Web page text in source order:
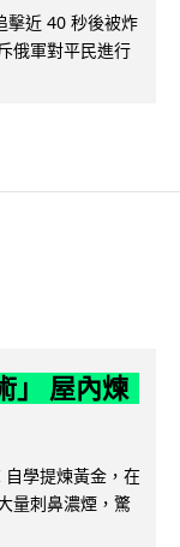
擊近 40 秒後被炸
俄軍對平民進行
」 屋內煉
學提煉黃金，在
量刺鼻濃煙，驚